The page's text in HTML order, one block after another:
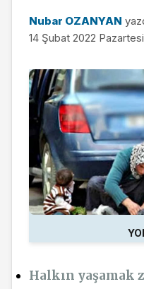
Nubar OZANYAN
14 Şubat 2022
Halkın yaşamak